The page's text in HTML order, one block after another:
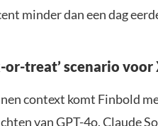
minder dan een dag
treat’ scenario voor
context komt Finbold
van GPT-4o, Claude